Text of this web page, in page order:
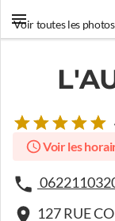
Voir toutes les photos
Voir les
127 RUE